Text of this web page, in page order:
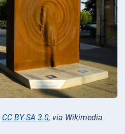
CC BY-SA 3.0, via Wikimedia